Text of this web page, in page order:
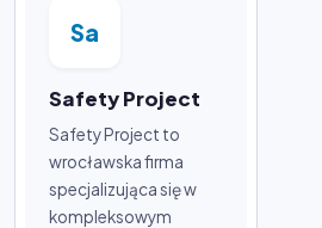
Sa
Safety Project
Safety Project to
wrocławska firma
specjalizująca się w
kompleksowym